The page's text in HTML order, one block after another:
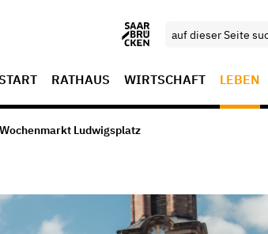
RATHAUS WIRTSCHAFT LEBEN
Ludwigsplatz